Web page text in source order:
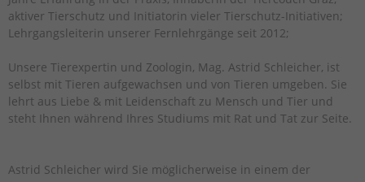
aktiver Tierschutz und Initiatorin vieler Tierschutz-Initiativen;
Lehrgangsleiterin unserer Fernlehrgänge seit 2012;
Unsere Tierexpertin und Zoologin, Mag. Astrid Schleicher, ist
selbst mit Tieren aufgewachsen und von Tieren umgeben. Sie
lehrt aus Liebe & mit Leidenschaft zu Mensch und Tier und
steht Ihnen während Ihres Studiums mit Rat und Tat zur Seite.
Astrid Schleicher wird Sie möglicherweise in einem der